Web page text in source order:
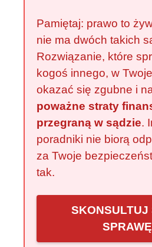
Pamiętaj: prawo to
nie ma dwóch takich
Rozwiązanie, które
kogoś innego, w
okazać się zgubne i
poważne straty
przegraną w sądzie.
poradniki nie biorą
za Twoje
tak.
SKONSULTUJ